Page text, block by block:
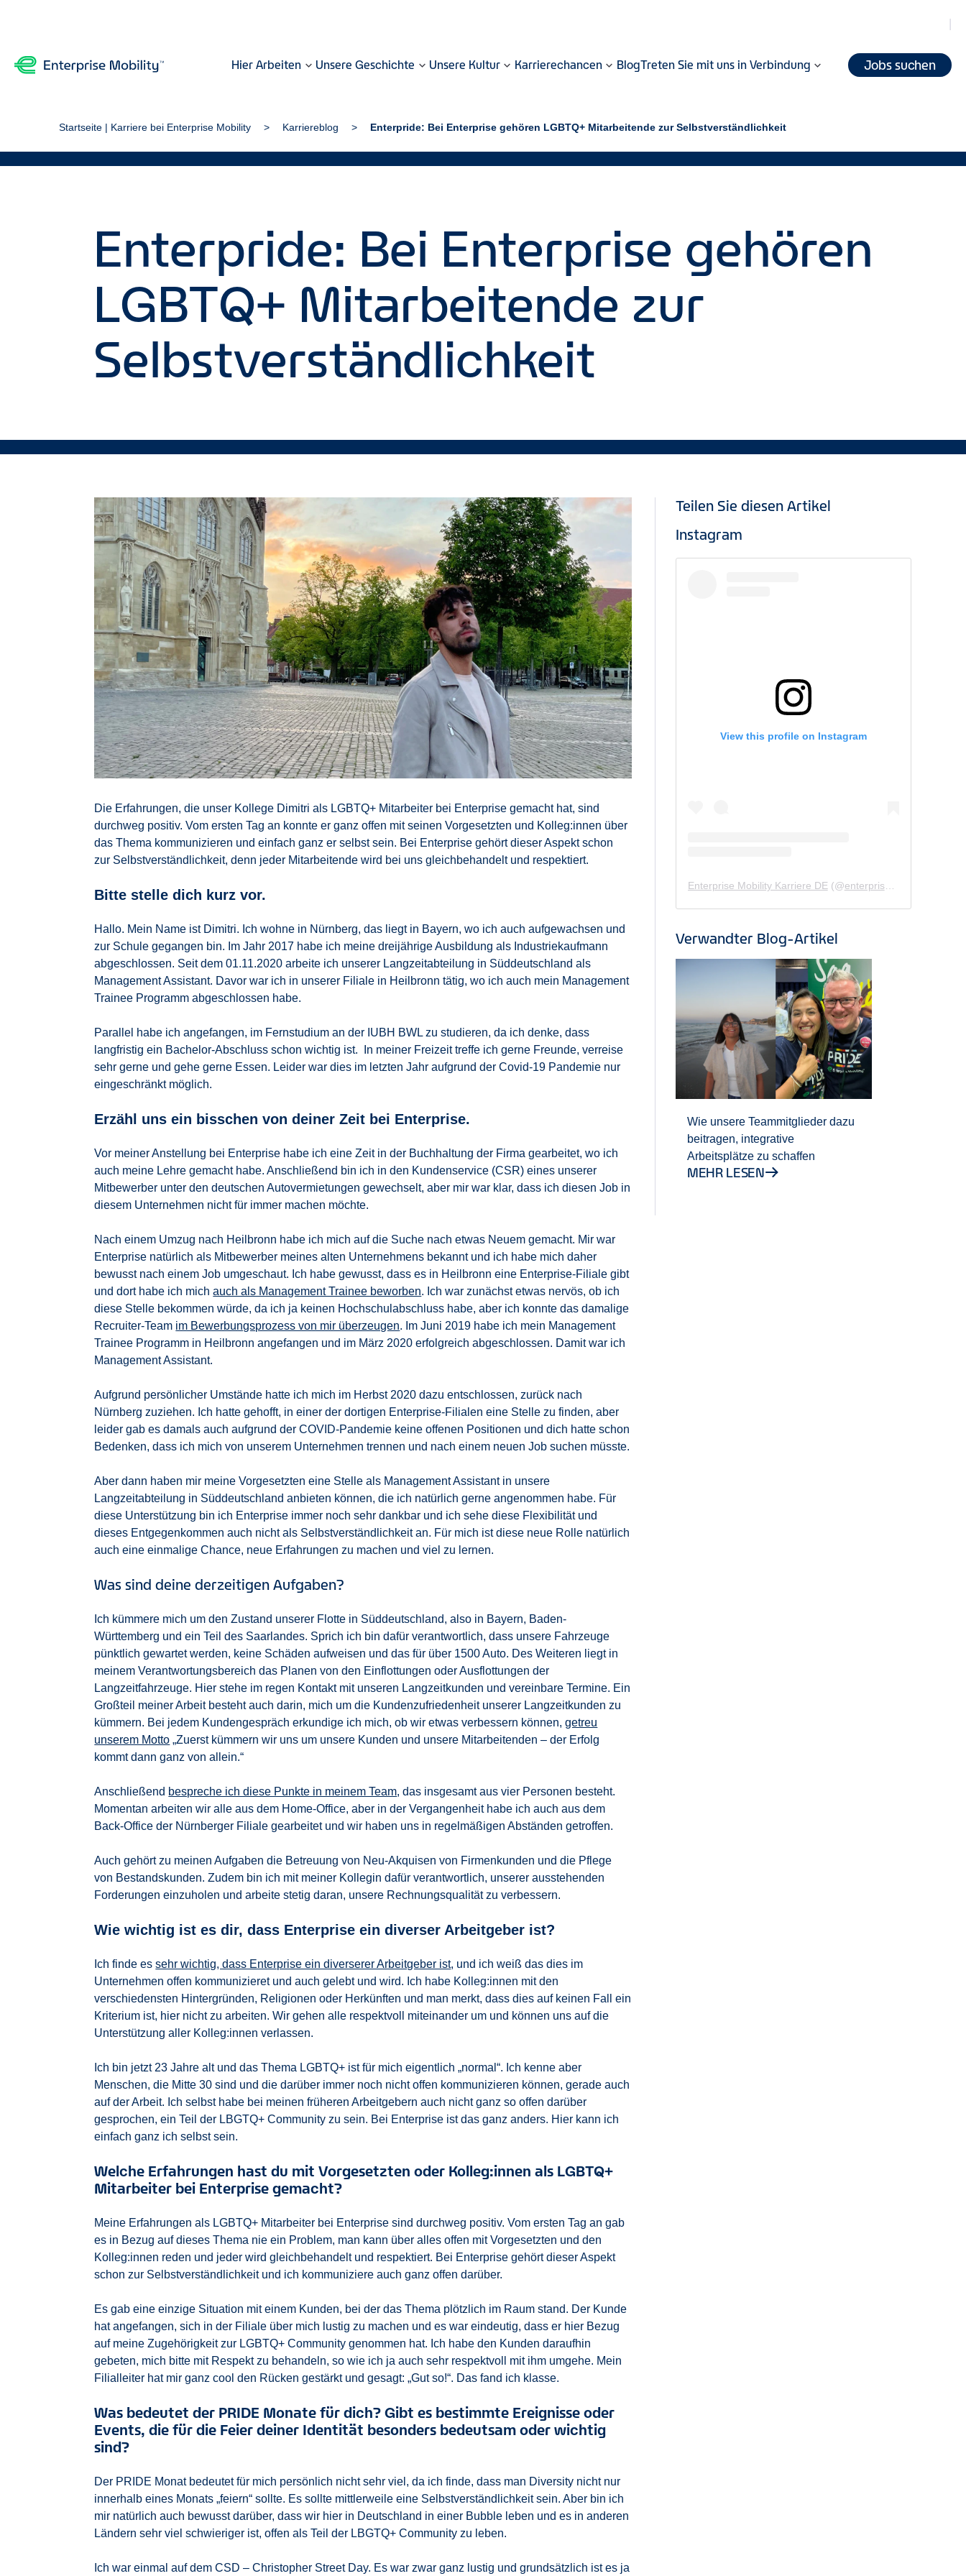
Hier Arbeiten Unsere Geschichte Unsere Kultur Karrierechancen BlogTreten Sie mit uns in Verbindung Jobs suchen
Startseite | Karriere bei Enterprise Mobility Karriereblog Enterpride: Bei Enterprise gehören LGBTQ+ Mitarbeitende zur Selbstverständlichkeit
Enterpride: Bei Enterprise gehören
LGBTQ+ Mitarbeitende zur
Selbstverständlichkeit
Die Erfahrungen, die unser Kollege Dimitri als LGBTQ+ Mitarbeiter bei Enterprise gemacht hat, sind
durchweg positiv. Vom ersten Tag an konnte er ganz offen mit seinen Vorgesetzten und Kolleg:innen über
das Thema kommunizieren und einfach ganz er selbst sein. Bei Enterprise gehört dieser Aspekt schon
zur Selbstverständlichkeit, denn jeder Mitarbeitende wird bei uns gleichbehandelt und respektiert.
Bitte stelle dich kurz vor.
Hallo. Mein Name ist Dimitri. Ich wohne in Nürnberg, das liegt in Bayern, wo ich auch aufgewachsen und
zur Schule gegangen bin. Im Jahr 2017 habe ich meine dreijährige Ausbildung als Industriekaufmann
abgeschlossen. Seit dem 01.11.2020 arbeite ich unserer Langzeitabteilung in Süddeutschland als
Management Assistant. Davor war ich in unserer Filiale in Heilbronn tätig, wo ich auch mein Management
Trainee Programm abgeschlossen habe.
Parallel habe ich angefangen, im Fernstudium an der IUBH BWL zu studieren, da ich denke, dass
langfristig ein Bachelor-Abschluss schon wichtig ist. In meiner Freizeit treffe ich gerne Freunde, verreise
sehr gerne und gehe gerne Essen. Leider war dies im letzten Jahr aufgrund der Covid-19 Pandemie nur
eingeschränkt möglich.
Erzähl uns ein bisschen von deiner Zeit bei Enterprise.
Vor meiner Anstellung bei Enterprise habe ich eine Zeit in der Buchhaltung der Firma gearbeitet, wo ich
auch meine Lehre gemacht habe. Anschließend bin ich in den Kundenservice (CSR) eines unserer
Mitbewerber unter den deutschen Autovermietungen gewechselt, aber mir war klar, dass ich diesen Job in
diesem Unternehmen nicht für immer machen möchte.
Nach einem Umzug nach Heilbronn habe ich mich auf die Suche nach etwas Neuem gemacht. Mir war
Enterprise natürlich als Mitbewerber meines alten Unternehmens bekannt und ich habe mich daher
bewusst nach einem Job umgeschaut. Ich habe gewusst, dass es in Heilbronn eine Enterprise-Filiale gibt
und dort habe ich michauch als Management Trainee beworben. Ich war zunächst etwas nervös, ob ich
diese Stelle bekommen würde, da ich ja keinen Hochschulabschluss habe, aber ich konnte das damalige
Recruiter-Team im Bewerbungsprozess von mir überzeugen. Im Juni 2019 habe ich mein Management
Trainee Programm in Heilbronn angefangen und im März 2020 erfolgreich abgeschlossen. Damit war ich
Management Assistant.
Aufgrund persönlicher Umstände hatte ich mich im Herbst 2020 dazu entschlossen, zurück nach
Nürnberg zuziehen. Ich hatte gehofft, in einer der dortigen Enterprise-Filialen eine Stelle zu finden, aber
leider gab es damals auch aufgrund der COVID-Pandemie keine offenen Positionen und dich hatte schon
Bedenken, dass ich mich von unserem Unternehmen trennen und nach einem neuen Job suchen müsste.
Aber dann haben mir meine Vorgesetzten eine Stelle als Management Assistant in unsere
Langzeitabteilung in Süddeutschland anbieten können, die ich natürlich gerne angenommen habe. Für
diese Unterstützung bin ich Enterprise immer noch sehr dankbar und ich sehe diese Flexibilität und
dieses Entgegenkommen auch nicht als Selbstverständlichkeit an. Für mich ist diese neue Rolle natürlich
auch eine einmalige Chance, neue Erfahrungen zu machen und viel zu lernen.
Was sind deine derzeitigen Aufgaben?
Ich kümmere mich um den Zustand unserer Flotte in Süddeutschland, also in Bayern, Baden-
Württemberg und ein Teil des Saarlandes. Sprich ich bin dafür verantwortlich, dass unsere Fahrzeuge
pünktlich gewartet werden, keine Schäden aufweisen und das für über 1500 Auto. Des Weiteren liegt in
meinem Verantwortungsbereich das Planen von den Einflottungen oder Ausflottungen der
Langzeitfahrzeuge. Hier stehe im regen Kontakt mit unseren Langzeitkunden und vereinbare Termine. Ein
Großteil meiner Arbeit besteht auch darin, mich um die Kundenzufriedenheit unserer Langzeitkunden zu
kümmern. Bei jedem Kundengespräch erkundige ich mich, ob wir etwas verbessern können,getreu
unserem Motto „Zuerst kümmern wir uns um unsere Kunden und unsere Mitarbeitenden – der Erfolg
kommt dann ganz von allein.“
Anschließend bespreche ich diese Punkte in meinem Team, das insgesamt aus vier Personen besteht.
Momentan arbeiten wir alle aus dem Home-Office, aber in der Vergangenheit habe ich auch aus dem
Back-Office der Nürnberger Filiale gearbeitet und wir haben uns in regelmäßigen Abständen getroffen.
Auch gehört zu meinen Aufgaben die Betreuung von Neu-Akquisen von Firmenkunden und die Pflege
von Bestandskunden. Zudem bin ich mit meiner Kollegin dafür verantwortlich, unserer ausstehenden
Forderungen einzuholen und arbeite stetig daran, unsere Rechnungsqualität zu verbessern.
Wie wichtig ist es dir, dass Enterprise ein diverser Arbeitgeber ist?
Ich finde essehr wichtig, dass Enterprise ein diverserer Arbeitgeber ist, und ich weiß das dies im
Unternehmen offen kommunizieret und auch gelebt und wird. Ich habe Kolleg:innen mit den
verschiedensten Hintergründen, Religionen oder Herkünften und man merkt, dass dies auf keinen Fall ein
Kriterium ist, hier nicht zu arbeiten. Wir gehen alle respektvoll miteinander um und können uns auf die
Unterstützung aller Kolleg:innen verlassen.
Ich bin jetzt 23 Jahre alt und das Thema LGBTQ+ ist für mich eigentlich „normal“. Ich kenne aber
Menschen, die Mitte 30 sind und die darüber immer noch nicht offen kommunizieren können, gerade auch
auf der Arbeit. Ich selbst habe bei meinen früheren Arbeitgebern auch nicht ganz so offen darüber
gesprochen, ein Teil der LBGTQ+ Community zu sein. Bei Enterprise ist das ganz anders. Hier kann ich
einfach ganz ich selbst sein.
Welche Erfahrungen hast du mit Vorgesetzten oder Kolleg:innen als LGBTQ+
Mitarbeiter bei Enterprise gemacht?
Meine Erfahrungen als LGBTQ+ Mitarbeiter bei Enterprise sind durchweg positiv. Vom ersten Tag an gab
es in Bezug auf dieses Thema nie ein Problem, man kann über alles offen mit Vorgesetzten und den
Kolleg:innen reden und jeder wird gleichbehandelt und respektiert. Bei Enterprise gehört dieser Aspekt
schon zur Selbstverständlichkeit und ich kommuniziere auch ganz offen darüber.
Es gab eine einzige Situation mit einem Kunden, bei der das Thema plötzlich im Raum stand. Der Kunde
hat angefangen, sich in der Filiale über mich lustig zu machen und es war eindeutig, dass er hier Bezug
auf meine Zugehörigkeit zur LGBTQ+ Community genommen hat. Ich habe den Kunden daraufhin
gebeten, mich bitte mit Respekt zu behandeln, so wie ich ja auch sehr respektvoll mit ihm umgehe. Mein
Filialleiter hat mir ganz cool den Rücken gestärkt und gesagt: „Gut so!“. Das fand ich klasse.
Was bedeutet der PRIDE Monate für dich? Gibt es bestimmte Ereignisse oder
Events, die für die Feier deiner Identität besonders bedeutsam oder wichtig
sind?
Der PRIDE Monat bedeutet für mich persönlich nicht sehr viel, da ich finde, dass man Diversity nicht nur
innerhalb eines Monats „feiern“ sollte. Es sollte mittlerweile eine Selbstverständlichkeit sein. Aber bin ich
mir natürlich auch bewusst darüber, dass wir hier in Deutschland in einer Bubble leben und es in anderen
Ländern sehr viel schwieriger ist, offen als Teil der LBGTQ+ Community zu leben.
Ich war einmal auf dem CSD – Christopher Street Day. Es war zwar ganz lustig und grundsätzlich ist es ja
Teilen Sie diesen Artikel
Instagram
View this profile on Instagram
Enterprise Mobility Karriere DE(@enterprisemobility.karriere.de
Verwandter Blog-Artikel
Wie unsere Teammitglieder dazu
beitragen, integrative
Arbeitsplätze zu schaffen
MEHR LESEN